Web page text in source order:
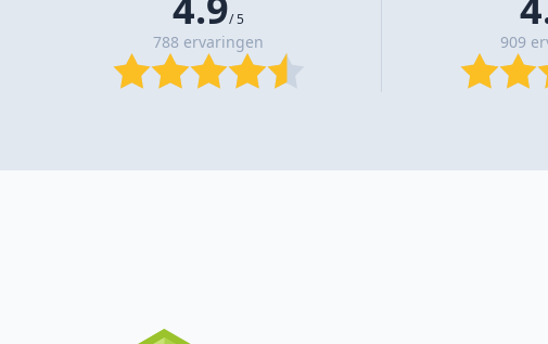
/ 5
788 ervaringen 909